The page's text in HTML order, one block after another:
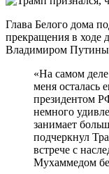
Глава Белого дома
прекращения в ходе
Владимиром
«На самом
меня осталась
президентом
немного
занимает
подчеркнул
встрече с
Мухаммедом